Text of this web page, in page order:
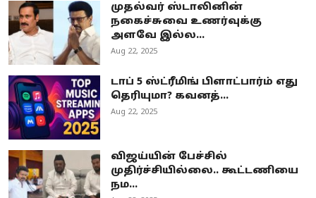
முதல்வர் ஸ்டாலினின்
நகைச்சுவை உணர்வுக்கு
அளவே இல்ல...
Aug 22, 2025
டாப் 5 ஸ்ட்ரீமிங் பிளாட்பார்ம் எது
தெரியுமா? கவனத்...
Aug 22, 2025
விஜய்யின் பேச்சில்
முதிர்ச்சியில்லை.. கூட்டணியை
நம...